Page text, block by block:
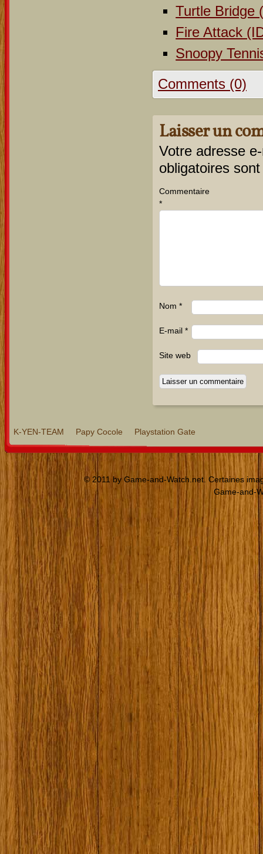
Turtle Bridge
Fire Attack
Snoopy
Comments (0)
Laisser un
Votre adresse
obligatoires
Commentaire
*
Nom *
E-mail *
Site web
K-YEN-TEAM Papy Cocole Playstation Gate
© 2011 by Game-and-Watch.net. Certaines
Game-and-